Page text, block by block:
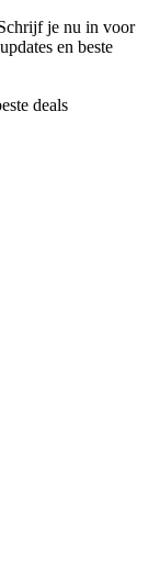
je nu in voor
en beste
deals